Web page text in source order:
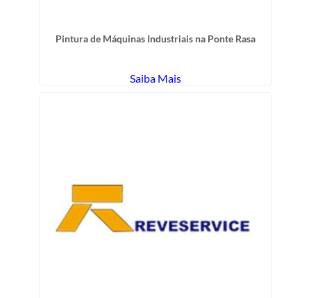
Pintura de Máquinas Industriais na Ponte Rasa
Saiba Mais